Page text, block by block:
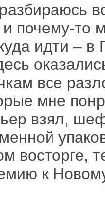
и почему-то
идти –
все
мне
взял,
восторге,
к